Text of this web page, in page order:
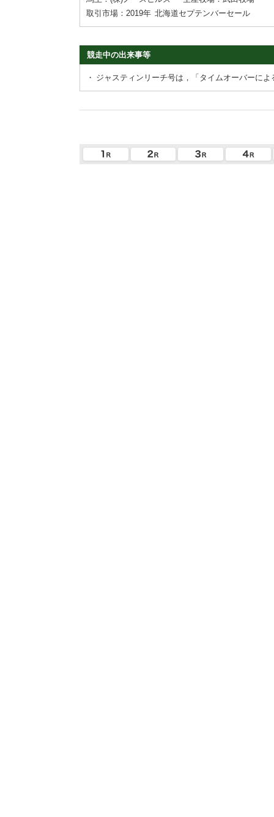
取引市場：2019年 北海道セプテンバーセール
競走中の出来事等
・ ジャスティンリーチ号は，「タイムオーバーに